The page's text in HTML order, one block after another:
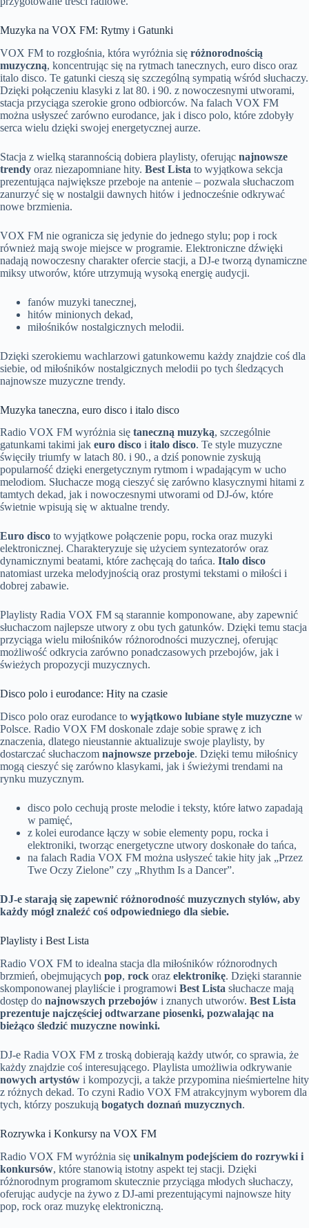
Muzyka na VOX FM: Rytmy i Gatunki
VOX FM to rozgłośnia, która wyróżnia się różnorodnością
muzyczną, koncentrując się na rytmach tanecznych, euro disco oraz
italo disco. Te gatunki cieszą się szczególną sympatią wśród słuchaczy.
Dzięki połączeniu klasyki z lat 80. i 90. z nowoczesnymi utworami,
stacja przyciąga szerokie grono odbiorców. Na falach VOX FM
można usłyszeć zarówno eurodance, jak i disco polo, które zdobyły
serca wielu dzięki swojej energetycznej aurze.
Stacja z wielką starannością dobiera playlisty, oferując najnowsze
trendy oraz niezapomniane hity. Best Lista to wyjątkowa sekcja
prezentująca największe przeboje na antenie – pozwala słuchaczom
zanurzyć się w nostalgii dawnych hitów i jednocześnie odkrywać
nowe brzmienia.
VOX FM nie ogranicza się jedynie do jednego stylu; pop i rock
również mają swoje miejsce w programie. Elektroniczne dźwięki
nadają nowoczesny charakter ofercie stacji, a DJ-e tworzą dynamiczne
miksy utworów, które utrzymują wysoką energię audycji.
fanów muzyki tanecznej,
hitów minionych dekad,
miłośników nostalgicznych melodii.
Dzięki szerokiemu wachlarzowi gatunkowemu każdy znajdzie coś dla
siebie, od miłośników nostalgicznych melodii po tych śledzących
najnowsze muzyczne trendy.
Muzyka taneczna, euro disco i italo disco
Radio VOX FM wyróżnia się taneczną muzyką, szczególnie
gatunkami takimi jak euro disco i italo disco. Te style muzyczne
święciły triumfy w latach 80. i 90., a dziś ponownie zyskują
popularność dzięki energetycznym rytmom i wpadającym w ucho
melodiom. Słuchacze mogą cieszyć się zarówno klasycznymi hitami z
tamtych dekad, jak i nowoczesnymi utworami od DJ-ów, które
świetnie wpisują się w aktualne trendy.
Euro disco to wyjątkowe połączenie popu, rocka oraz muzyki
elektronicznej. Charakteryzuje się użyciem syntezatorów oraz
dynamicznymi beatami, które zachęcają do tańca. Italo disco
natomiast urzeka melodyjnością oraz prostymi tekstami o miłości i
dobrej zabawie.
Playlisty Radia VOX FM są starannie komponowane, aby zapewnić
słuchaczom najlepsze utwory z obu tych gatunków. Dzięki temu stacja
przyciąga wielu miłośników różnorodności muzycznej, oferując
możliwość odkrycia zarówno ponadczasowych przebojów, jak i
świeżych propozycji muzycznych.
Disco polo i eurodance: Hity na czasie
Disco polo oraz eurodance to wyjątkowo lubiane style muzyczne w
Polsce. Radio VOX FM doskonale zdaje sobie sprawę z ich
znaczenia, dlatego nieustannie aktualizuje swoje playlisty, by
dostarczać słuchaczom najnowsze przeboje. Dzięki temu miłośnicy
mogą cieszyć się zarówno klasykami, jak i świeżymi trendami na
rynku muzycznym.
disco polo cechują proste melodie i teksty, które łatwo zapadają
w pamięć,
z kolei eurodance łączy w sobie elementy popu, rocka i
elektroniki, tworząc energetyczne utwory doskonałe do tańca,
na falach Radia VOX FM można usłyszeć takie hity jak „Przez
Twe Oczy Zielone” czy „Rhythm Is a Dancer”.
DJ-e starają się zapewnić różnorodność muzycznych stylów, aby
każdy mógł znaleźć coś odpowiedniego dla siebie.
Playlisty i Best Lista
Radio VOX FM to idealna stacja dla miłośników różnorodnych
brzmień, obejmujących pop, rock oraz elektronikę. Dzięki starannie
skomponowanej playliście i programowi Best Lista słuchacze mają
dostęp do najnowszych przebojów i znanych utworów. Best Lista
prezentuje najczęściej odtwarzane piosenki, pozwalając na
bieżąco śledzić muzyczne nowinki.
DJ-e Radia VOX FM z troską dobierają każdy utwór, co sprawia, że
każdy znajdzie coś interesującego. Playlista umożliwia odkrywanie
nowych artystów i kompozycji, a także przypomina nieśmiertelne hity
z różnych dekad. To czyni Radio VOX FM atrakcyjnym wyborem dla
tych, którzy poszukują bogatych doznań muzycznych.
Rozrywka i Konkursy na VOX FM
Radio VOX FM wyróżnia się unikalnym podejściem do rozrywki i
konkursów, które stanowią istotny aspekt tej stacji. Dzięki
różnorodnym programom skutecznie przyciąga młodych słuchaczy,
oferując audycje na żywo z DJ-ami prezentującymi najnowsze hity
pop, rock oraz muzykę elektroniczną.